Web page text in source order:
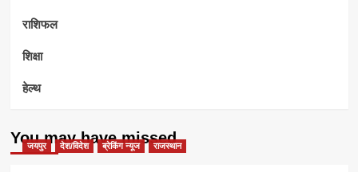
राशिफल
शिक्षा
हेल्थ
You may have missed
जयपुर देश/विदेश ब्रेकिंग न्यूज राजस्थान